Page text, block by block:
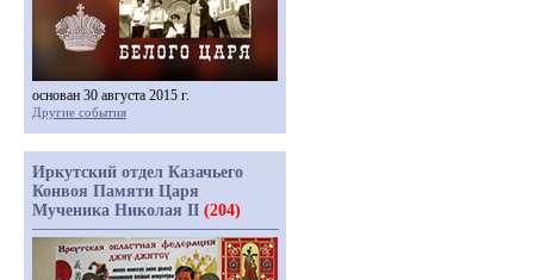
основан 30 августа 2015 г.
Другие события
Иркутский отдел Казачьего
Конвоя Памяти Царя
Мученика Николая II (204)